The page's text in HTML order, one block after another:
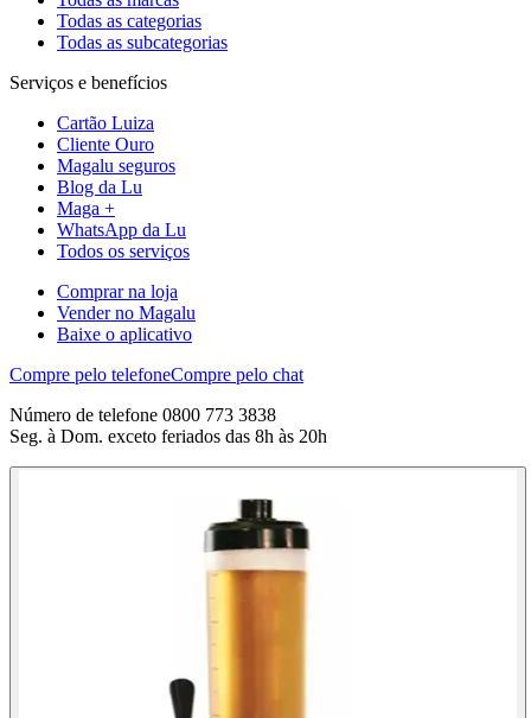
Todas as categorias
Todas as subcategorias
Serviços e benefícios
Cartão Luiza
Cliente Ouro
Magalu seguros
Blog da Lu
Maga +
WhatsApp da Lu
Todos os serviços
Comprar na loja
Vender no Magalu
Baixe o aplicativo
Compre pelo telefoneCompre pelo chat
Número de telefone 0800 773 3838
Seg. à Dom. exceto feriados das 8h às 20h